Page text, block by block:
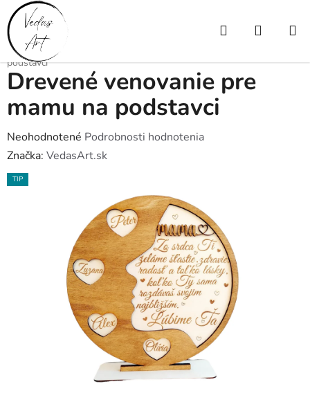
Prejsť
na
obsah
Hľadať
Domov
/ Drevené výrobky
podstavci
Drevené venovanie pre
mamu na podstavci
Priemerné
hodnotenie
produktu
Neohodnotené Podrobnosti hodnotenia
Značka: VedasArt.sk
TIP